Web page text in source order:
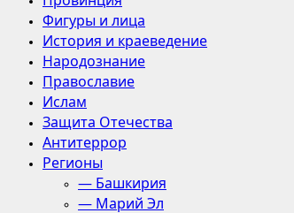
Фигуры и лица
История и краеведение
Народознание
Православие
Ислам
Защита Отечества
Антитеррор
Регионы
— Башкирия
— Марий Эл